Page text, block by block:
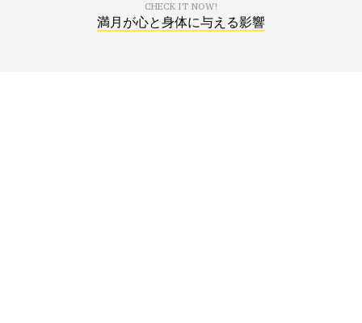
CHECK IT NOW!
満月が心と身体に与える影響